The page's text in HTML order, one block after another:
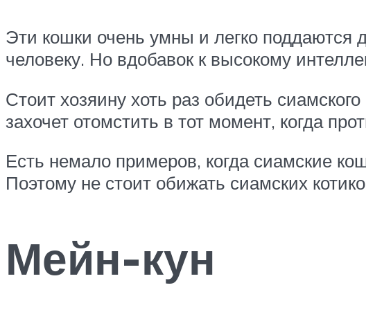
Эти кошки очень умны и легко поддаются
человеку. Но вдобавок к высокому
Стоит хозяину хоть раз обидеть
захочет отомстить в тот момент, когда
Есть немало примеров, когда сиамские
Поэтому не стоит обижать сиамских
Мейн-кун